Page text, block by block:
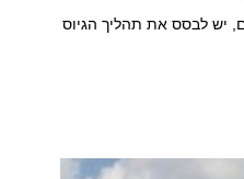
יש לבסס את תהליך הגיוס